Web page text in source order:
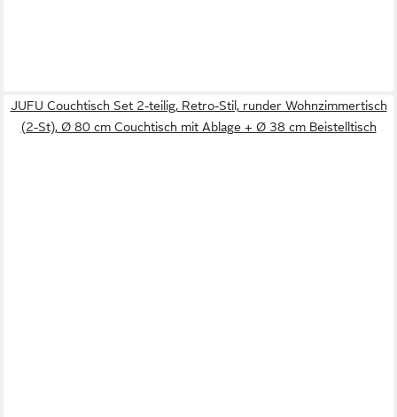
JUFU Couchtisch Set 2-teilig, Retro-Stil, runder Wohnzimmertisch
(2-St), Ø 80 cm Couchtisch mit Ablage + Ø 38 cm Beistelltisch